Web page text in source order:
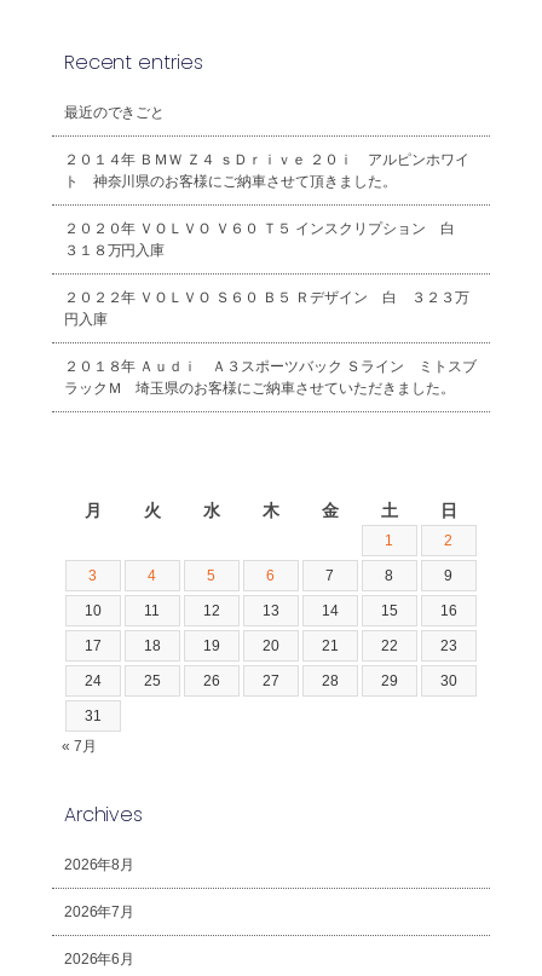
Recent entries
最近のできごと
２０１４年 ＢＭＷ Ｚ４ ｓＤｒｉｖｅ ２０ｉ アルピンホワイ
ト 神奈川県のお客様にご納車させて頂きました。
２０２０年 ＶＯＬＶＯ Ｖ６０ Ｔ５ インスクリプション 白
３１８万円入庫
２０２２年 ＶＯＬＶＯ Ｓ６０ Ｂ５ Ｒデザイン 白 ３２３万
円入庫
２０１８年 Ａｕｄｉ Ａ３スポーツバック Ｓライン ミトスブ
ラックＭ 埼玉県のお客様にご納車させていただきました。
月 火 水 木 金 土 日
1 2
3 4 5 6 7 8 9
10 11 12 13 14 15 16
17 18 19 20 21 22 23
24 25 26 27 28 29 30
31
« 7月
Archives
2026年8月
2026年7月
2026年6月